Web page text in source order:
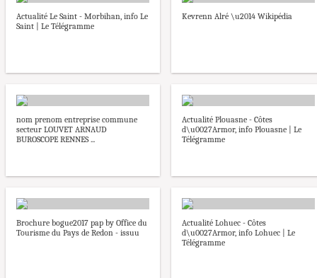
Actualité Le Saint - Morbihan, info Le
Saint | Le Télégramme
Kevrenn Alré \u2014 Wikipédia
nom prenom entreprise commune
secteur LOUVET ARNAUD
BUROSCOPE RENNES ...
Actualité Plouasne - Côtes
d\u0027Armor, info Plouasne | Le
Télégramme
Brochure bogue2017 pap by Office du
Tourisme du Pays de Redon - issuu
Actualité Lohuec - Côtes
d\u0027Armor, info Lohuec | Le
Télégramme